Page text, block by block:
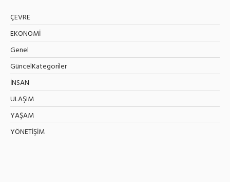
ÇEVRE
EKONOMİ
Genel
GüncelKategoriler
İNSAN
ULAŞIM
YAŞAM
YÖNETİŞİM